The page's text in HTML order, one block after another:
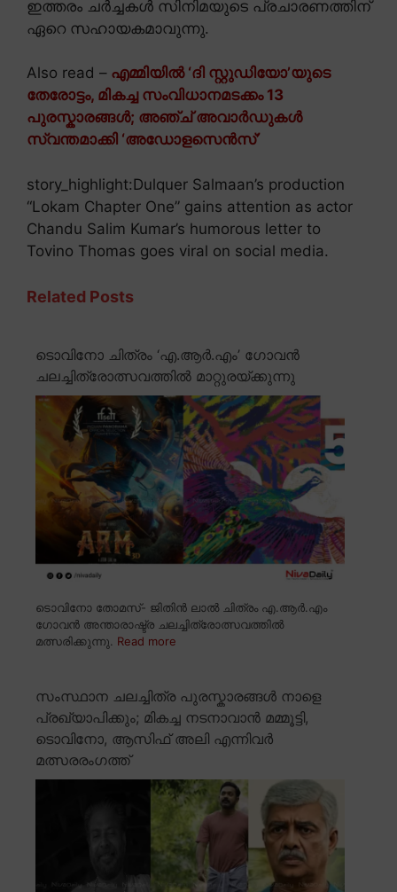
ഇത്തരം ചർച്ചകൾ സിനിമയുടെ പ്രചാരണത്തിന്
ഏറെ സഹായകമാവുന്നു.
Also read – എമ്മിയിൽ ‘ദി സ്റ്റുഡിയോ’യുടെ
തേരോട്ടം, മികച്ച സംവിധാനമടക്കം 13
പുരസ്കാരങ്ങൾ; അഞ്ച് അവാർഡുകൾ
സ്വന്തമാക്കി ‘അഡോളസെൻസ്’
story_highlight:Dulquer Salmaan’s production
“Lokam Chapter One” gains attention as actor
Chandu Salim Kumar’s humorous letter to
Tovino Thomas goes viral on social media.
Related Posts
ടൊവിനോ ചിത്രം ‘എ.ആർ.എം’ ഗോവൻ
ചലച്ചിത്രോത്സവത്തിൽ മാറ്റുരയ്ക്കുന്നു
ടൊവിനോ തോമസ്- ജിതിൻ ലാൽ ചിത്രം എ.ആർ.എം
ഗോവൻ അന്താരാഷ്ട്ര ചലച്ചിത്രോത്സവത്തിൽ
മത്സരിക്കുന്നു. Read more
സംസ്ഥാന ചലച്ചിത്ര പുരസ്കാരങ്ങൾ നാളെ
പ്രഖ്യാപിക്കും; മികച്ച നടനാവാൻ മമ്മൂട്ടി,
ടൊവിനോ, ആസിഫ് അലി എന്നിവർ
മത്സരരംഗത്ത്